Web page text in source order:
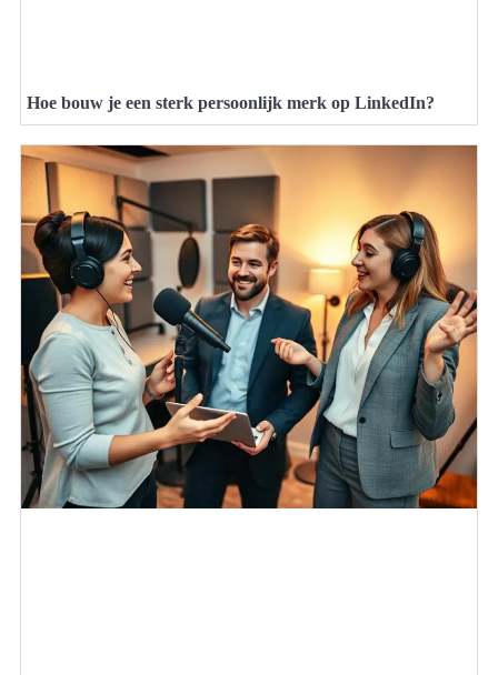
Hoe bouw je een sterk persoonlijk merk op LinkedIn?